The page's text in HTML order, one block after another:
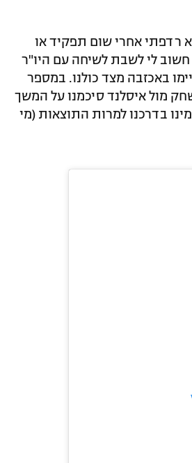
רדפתי אחרי שום תפקיד או
לי לשבת לשיחה עם היו"ר
באכזבה מצד כולנו. במספר
מול איסלנד סיכמנו על המשך
בדרכנו למרות התוצאות (מי